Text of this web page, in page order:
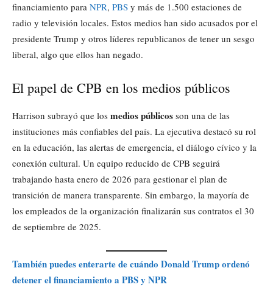
financiamiento para NPR, PBS y más de 1.500 estaciones de
radio y televisión locales. Estos medios han sido acusados por el
presidente Trump y otros líderes republicanos de tener un sesgo
liberal, algo que ellos han negado.
El papel de CPB en los medios públicos
Harrison subrayó que los medios públicos son una de las
instituciones más confiables del país. La ejecutiva destacó su rol
en la educación, las alertas de emergencia, el diálogo cívico y la
conexión cultural. Un equipo reducido de CPB seguirá
trabajando hasta enero de 2026 para gestionar el plan de
transición de manera transparente. Sin embargo, la mayoría de
los empleados de la organización finalizarán sus contratos el 30
de septiembre de 2025.
También puedes enterarte de cuándo Donald Trump ordenó
detener el financiamiento a PBS y NPR